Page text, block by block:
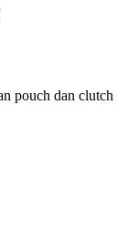
pouch dan